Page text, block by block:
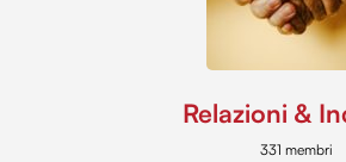
Relazioni &
331 membri